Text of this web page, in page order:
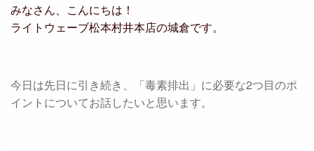
みなさん、こんにちは！
ライトウェーブ松本村井本店の城倉です。
今日は先日に引き続き、「毒素排出」に必要な2つ目のポ
イントについてお話したいと思います。